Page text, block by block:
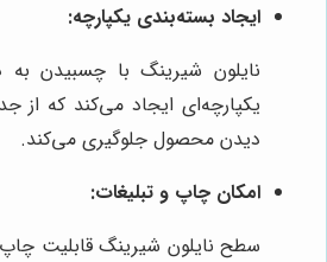
ایجاد بسته‌بندی یکپارچه:
نایلون شیرینگ با چسبیدن
یکپارچه‌ای ایجاد می‌کند که
دیدن محصول جلوگیری می‌کند.
امکان چاپ و تبلیغات:
سطح نایلون شیرینگ قابلیت